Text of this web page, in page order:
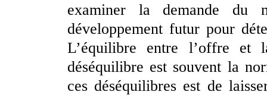
examiner la demande du
développement futur pour
L’équilibre entre l’offre et
déséquilibre est souvent la
ces déséquilibres est de